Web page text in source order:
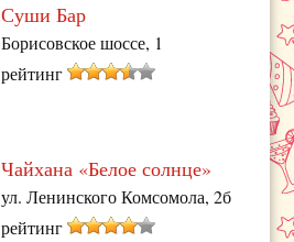
Суши Бар
Борисовское шоссе, 1
рейтинг
Чайхана «Белое солнце»
ул. Ленинского Комсомола, 2б
рейтинг